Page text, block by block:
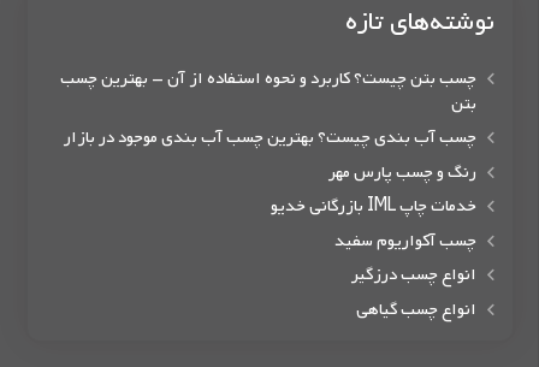
نوشته‌های تازه
چسب بتن چیست؟ کاربرد و نحوه استفاده از آن – بهترین چسب
بتن
چسب آب بندی چیست؟ بهترین چسب آب بندی موجود در بازار
رنگ و چسب پارس مهر
خدمات چاپ IML بازرگانی خدیو
چسب آکواریوم سفید
انواع چسب درزگیر
انواع چسب گیاهی